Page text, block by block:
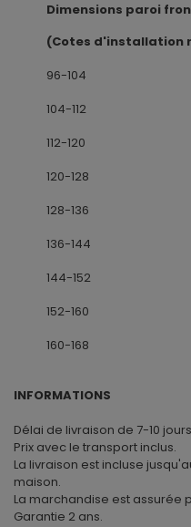
Dimensions paroi
(Cotes d'installation
96-104
104-112
112-120
120-128
128-136
136-144
144-152
152-160
160-168
INFORMATIONS
Délai de livraison de 7-10
Prix avec le transport inclus.
La livraison est incluse
maison.
La marchandise est assurée
Garantie 2 ans.